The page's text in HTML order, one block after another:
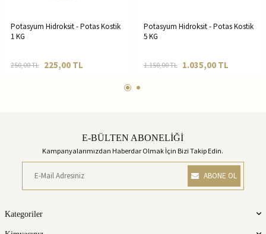
Potasyum Hidroksit - Potas Kostik
1 KG
250,00TL 225,00 TL
Potasyum Hidroksit - Potas Kostik
5 KG
1.150,00TL 1.035,00TL
E-BÜLTEN ABONELİĞİ
Kampanyalarımızdan Haberdar Olmak İçin Bizi Takip Edin.
ABONE OL
Kategoriler